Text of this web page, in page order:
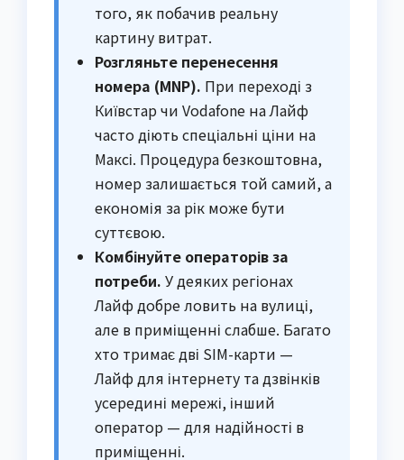
того, як побачив реальну
картину витрат.
Розгляньте перенесення
номера (MNP). При переході з
Київстар чи Vodafone на Лайф
часто діють спеціальні ціни на
Максі. Процедура безкоштовна,
номер залишається той самий, а
економія за рік може бути
суттєвою.
Комбінуйте операторів за
потреби. У деяких регіонах
Лайф добре ловить на вулиці,
але в приміщенні слабше. Багато
хто тримає дві SIM-карти —
Лайф для інтернету та дзвінків
усередині мережі, інший
оператор — для надійності в
приміщенні.